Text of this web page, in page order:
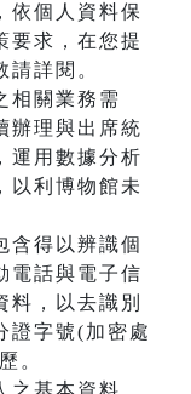
依個人資料保
要求，在您提
詳閱。
相關業務需
辦理與出席統
運用數據分析
以利博物館未
含得以辨識個
電話與電子信
料，以去識別
證字號(加密處
。